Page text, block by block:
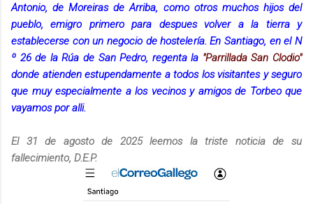
Antonio, de Moreiras de Arriba, como otros muchos hijos del
pueblo, emigro primero para despues volver a la tierra y
establecerse con un negocio de hostelería. En Santiago, en el N
º 26 de la Rúa de San Pedro, regenta la "Parrillada San Clodio"
donde atienden estupendamente a todos los visitantes y seguro
que muy especialmente a los vecinos y amigos de Torbeo que
vayamos por alli.
El 31 de agosto de 2025 leemos la triste noticia de su
fallecimiento, D.E.P.